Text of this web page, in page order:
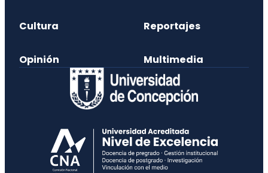
Cultura Reportajes
Opinión Multimedia